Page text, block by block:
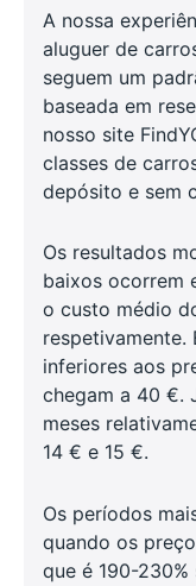
A nossa
aluguer de
seguem um
baseada em
nosso site
classes de
depósito e sem
Os resultados
baixos ocorrem
o custo médio
respetivamente.
inferiores aos
chegam a 40 €.
meses
14 € e 15 €.
Os períodos
quando os
que é 190-